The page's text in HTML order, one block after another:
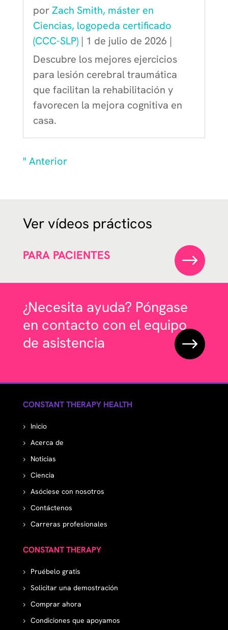
porZach Smith, máster en
Ciencias, logopeda certificado
(CCC-SLP)| 1 de julio de 2026 |
Descubre los mejores ejercicios
para lesión cerebral traumática
que facilitan la rehabilitación y
favorecen la mejora cognitiva en
casa.
" Anterior
Ver vídeos prácticos
PARA PACIENTES $
¿Necesita ayuda? Póngase
en contacto con el equipo
de asistencia
$
CONSTANT THERAPY HEALTH
Inicio
Acerca de
Noticias
Ciencia
Asóciese con nosotros
Contáctenos
Carreras profesionales
CONSTANT THERAPY
Pruébelo gratis
Solicitar una demostración
Comprar ahora
Condiciones que apoyamos